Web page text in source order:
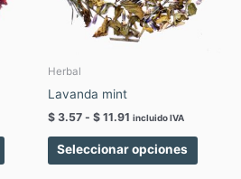
opciones
producto
Herbal
Lavanda mint
$ 3.57 - $ 11.91 incluido IVA
Seleccionar opciones